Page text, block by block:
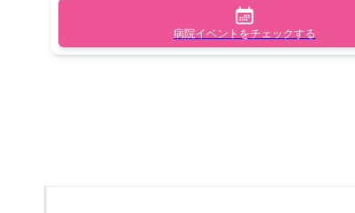
病院イベントをチェックする